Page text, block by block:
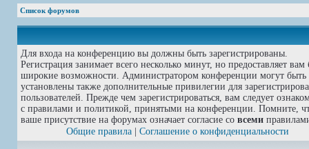
Список форумов
Для входа на конференцию вы должны быть зарегистрированы.
Регистрация занимает всего несколько минут, но предоставляет вам
широкие возможности. Администратором конференции могут быть
установлены также дополнительные привилегии для
пользователей. Прежде чем зарегистрироваться, вам следует
с правилами и политикой, принятыми на конференции. Помните,
ваше присутствие на форумах означает согласие со всеми
Общие правила
Соглашение о конфиденциальности